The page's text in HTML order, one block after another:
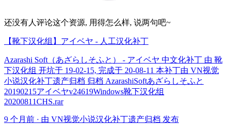
还没有人评论这个资源, 用得怎么样, 说两句吧~
【靴下汉化组】アイベヤ - 人工汉化补丁
Azarashi Soft（あざらしそふと） - アイベヤ 中文化补丁 由 靴
下汉化组 开坑于 19-02-15, 完成于 20-08-11 本补丁由 VN视觉
小说汉化补丁遗产归档 归档 AzarashiSoftあざらしそふと
20190215アイベヤv24619Windows靴下汉化组
20200811CHS.rar
9 个月前 · 由 VN视觉小说汉化补丁遗产归档 发布